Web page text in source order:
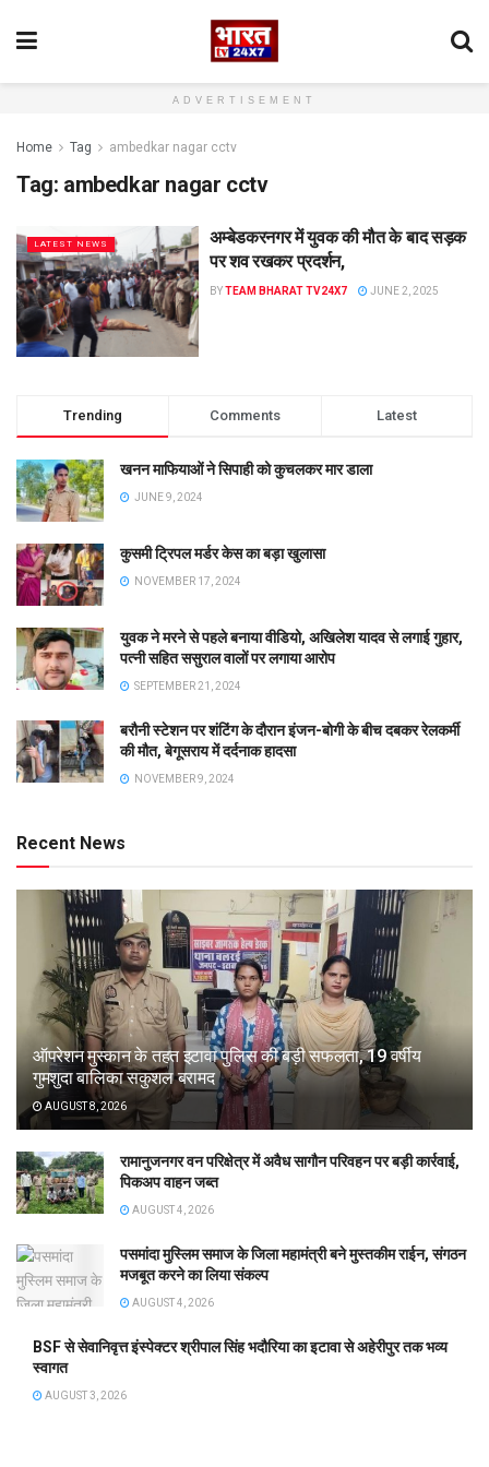
ADVERTISEMENT
Home Tag ambedkar nagar cctv
Tag: ambedkar nagar cctv
LATEST NEWS
अम्बेडकरनगर में युवक की मौत के बाद सड़क
पर शव रखकर प्रदर्शन,
BYTEAM BHARAT TV24X7 JUNE 2, 2025
Trending Comments Latest
खनन माफियाओं ने सिपाही को कुचलकर मार डाला
JUNE 9, 2024
कुसमी ट्रिपल मर्डर केस का बड़ा खुलासा
NOVEMBER 17, 2024
युवक ने मरने से पहले बनाया वीडियो, अखिलेश यादव से लगाई गुहार,
पत्नी सहित ससुराल वालों पर लगाया आरोप
SEPTEMBER 21, 2024
बरौनी स्टेशन पर शंटिंग के दौरान इंजन-बोगी के बीच दबकर रेलकर्मी
की मौत, बेगूसराय में दर्दनाक हादसा
NOVEMBER 9, 2024
Recent News
ऑपरेशन मुस्कान के तहत इटावा पुलिस की बड़ी सफलता, 19 वर्षीय
गुमशुदा बालिका सकुशल बरामद
AUGUST 8, 2026
रामानुजनगर वन परिक्षेत्र में अवैध सागौन परिवहन पर बड़ी कार्रवाई,
पिकअप वाहन जब्त
AUGUST 4, 2026
पसमांदा मुस्लिम समाज के जिला महामंत्री बने मुस्तकीम राईन, संगठन
मजबूत करने का लिया संकल्प
AUGUST 4, 2026
BSF से सेवानिवृत्त इंस्पेक्टर श्रीपाल सिंह भदौरिया का इटावा से अहेरीपुर तक भव्य
स्वागत
AUGUST 3, 2026